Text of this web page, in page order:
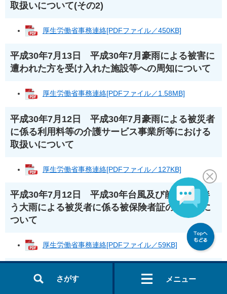
さがす メニュー
取扱いについて(その2)
厚生労働省事務連絡[PDFファイル／450KB]
平成30年7月13日 平成30年7月豪雨による被害に
遭われた方を受け入れた施設等への周知について
厚生労働省事務連絡[PDFファイル／1.58MB]
平成30年7月12日 平成30年7月豪雨による被災者
に係る利用料等の介護サービス事業所等における
取扱いについて
厚生労働省事務連絡[PDFファイル／127KB]
平成30年7月12日 平成30年台風及び前線等に伴
う大雨による被災者に係る被保険者証の提示等に
ついて
厚生労働省事務連絡[PDFファイル／59KB]
に伴う大雨により被災した要介護高齢者等への対